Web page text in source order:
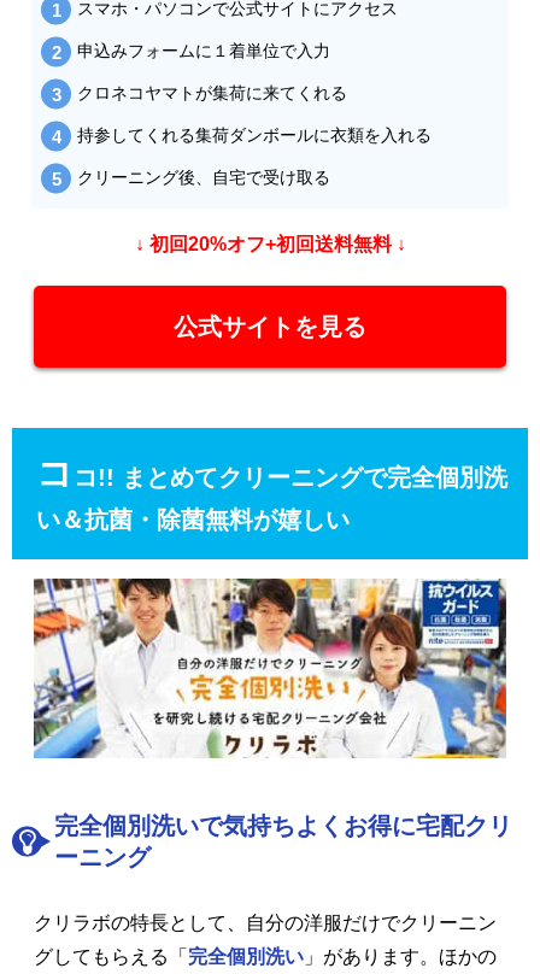
スマホ・パソコンで公式サイトにアクセス
申込みフォームに１着単位で入力
クロネコヤマトが集荷に来てくれる
持参してくれる集荷ダンボールに衣類を入れる
クリーニング後、自宅で受け取る
↓ 初回20%オフ+初回送料無料 ↓
公式サイトを見る
コ コ!! まとめてクリーニングで完全個別洗
い＆抗菌・除菌無料が嬉しい
完全個別洗いで気持ちよくお得に宅配クリ
ーニング
クリラボの特長として、自分の洋服だけでクリーニン
グしてもらえる「 完全個別洗い 」があります。ほかの